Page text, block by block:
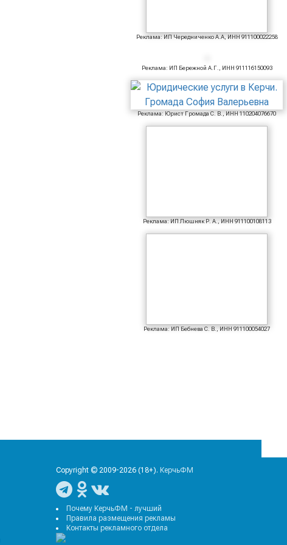
Реклама: ИП Чередниченко А.А, ИНН 911100022258
Реклама: ИП Бережной А.Г., ИНН 911116150093
Реклама: Юрист Громада С. В., ИНН 110204076670
Реклама: ИП Люшняк Р. А., ИНН 911100108113
Реклама: ИП Бебнева С. В., ИНН 911100054027
Copyright © 2009-2026 (18+). КерчьФМ
Почему КерчьФМ - лучший
Правила размещения рекламы
Контакты рекламного отдела